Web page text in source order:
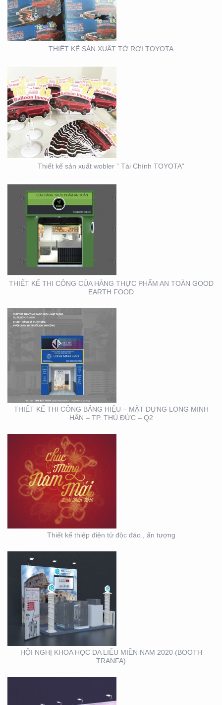
THIẾT KẾ SẢN XUẤT TỜ RƠI TOYOTA
TOYOTA”
Thiết kế sản xuất wobler ” Tài Chính TOYOTA”
THIẾT KẾ THI CÔNG
CỦA HÀNG THỰC PHẨM
AN TOÀN GOOD EARTH
FOOD
THIẾT KẾ THI CÔNG CỦA HÀNG THỰC PHẨM AN TOÀN GOOD
EARTH FOOD
THIẾT KẾ THI CÔNG
BẢNG HIỆU – MẶT
DỰNG LONG MINH HÂN
– TP. THỦ ĐỨC – Q2
THIẾT KẾ THI CÔNG BẢNG HIỆU – MẶT DỰNG LONG MINH
HÂN – TP. THỦ ĐỨC – Q2
THIẾT KẾ THIỆP ĐIỆN
TỬ ĐỘC ĐÁO , ẤN
TƯỢNG
Thiết kế thiệp điện tử độc đáo , ấn tượng
HỘI NGHỊ KHOA HỌC
DA LIỄU MIỀN NAM 2020
(BOOTH TRANFA)
HỘI NGHỊ KHOA HỌC DA LIỄU MIỀN NAM 2020 (BOOTH
TRANFA)
HỘI NGHỊ DA LIỄU
TOÀN QUỐC NĂM 2020
TẠI CẦN THƠ (GIAN
HÀNG MINH KHƯƠNG
GROUP)